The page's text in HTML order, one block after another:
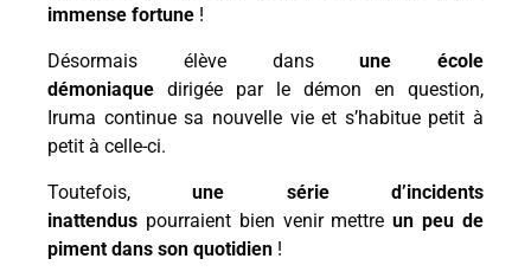
immense fortune !
Désormais élève dansune école
démoniaque dirigée par le démon en question,
Iruma continue sa nouvelle vie et s’habitue petit à
petit à celle-ci.
Toutefois,une série d’incidents
inattendus pourraient bien venir mettreun peu de
piment dans son quotidien !